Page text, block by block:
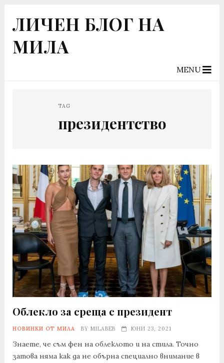
ЛИЧЕН БЛОГ НА
МИЛА
MENU
TAG
президентство
Облекло за среща с президент
НОВИНКИ ОТ МИЛА BY MILABEB ЮНИ 23, 2021
Знаете, че съм фен на облеклото и на стила. Точно
затова няма как да не обърна специално внимание в